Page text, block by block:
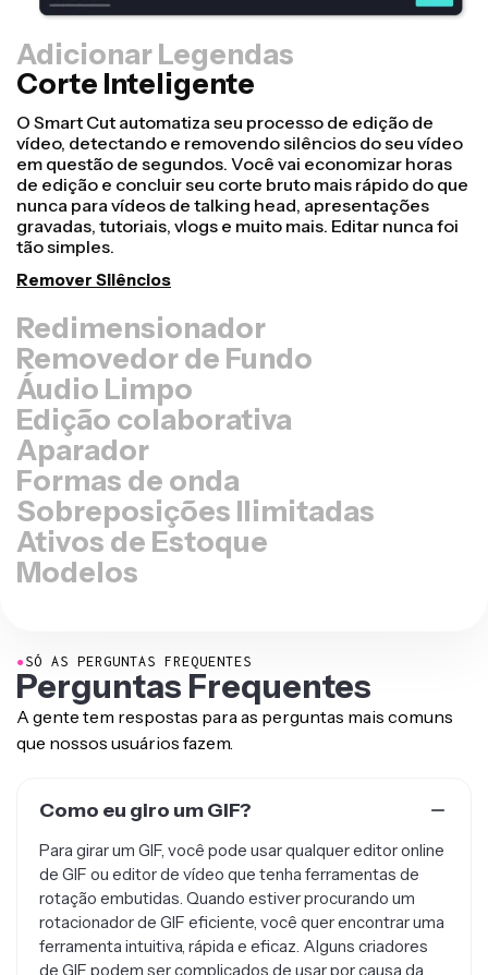
Adicionar Legendas
Corte Inteligente
Redimensionador
Transforme vídeos mais rapidamente e deixe-os mais
profissionais com nosso recurso de
Redimensionamento de Tela! Em apenas alguns
cliques, você pode pegar um único vídeo e ajustá-lo
para o tamanho certo em qualquer outra plataforma,
seja para TikTok, Youtube, Instagram, Twitter, Linkedin
ou qualquer outro lugar.
Removedor de Fundo
Áudio Limpo
Edição colaborativa
Aparador
Formas de onda
Sobreposições Ilimitadas
Ativos de Estoque
Modelos
●SÓ AS PERGUNTAS FREQUENTES
Perguntas Frequentes
A gente tem respostas para as perguntas mais comuns
que nossos usuários fazem.
Como eu giro um GIF?
Para girar um GIF, você pode usar qualquer editor online
de GIF ou editor de vídeo que tenha ferramentas de
rotação embutidas. Quando estiver procurando um
rotacionador de GIF eficiente, você quer encontrar uma
ferramenta intuitiva, rápida e eficaz. Alguns criadores
de GIF podem ser complicados de usar por causa da